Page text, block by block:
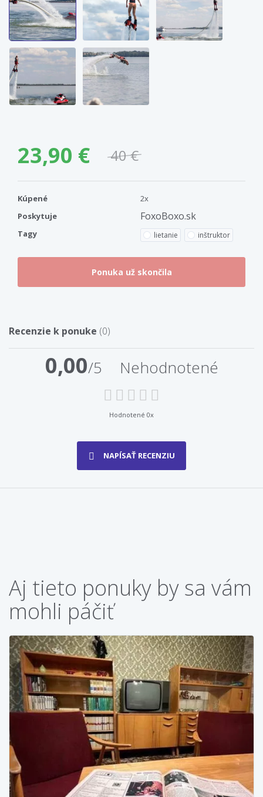
23,90 € 40 €
Kúpené
2x
Poskytuje
FoxoBoxo.sk
Tagy lietanie inštruktor
Recenzie k ponuke (0)
0,00/5 Nehodnotené
Hodnotené 0x
NAPÍSAŤ RECENZIU
Aj tieto ponuky by sa vám
mohli páčiť